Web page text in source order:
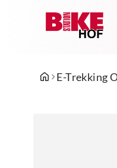
E-Trekking